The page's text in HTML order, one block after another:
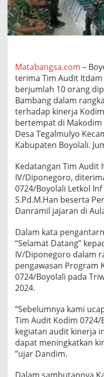
a
T
i
m
i
t
I
d
a
m
I
V
/
i
p
o
n
e
g
r
o
Matabangsa.com –
terima Tim Audit
berjumlah 10 orang
Bambang dalam
terhadap kinerja
bertempat di Makodim
Desa Tegalmulyo
Kabupaten Boyolali.
Kedatangan Tim Audit
IV/Diponegoro,
0724/Boyolali Letkol
S.Pd.M.Han beserta
Danramil jajaran di
Dalam kata
“Selamat Datang”
IV/Diponegoro dalam
pengawasan Program
0724/Boyolali pada
2024.
“Sebelumnya kami
Tim Audit Kodim
kegiatan audit kinerja
dapat meningkatkan
”ujar Dandim.